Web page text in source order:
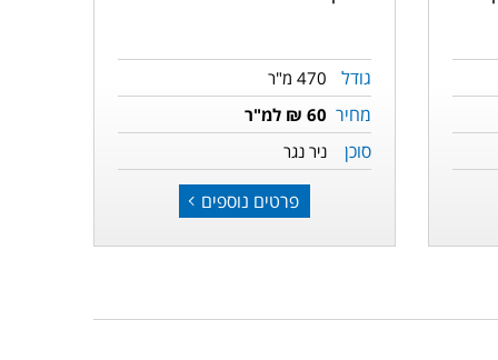
גודל 470 מ"ר
מחיר 60 ₪ למ"ר
סוכן ניר נגר
פרטים נוספים